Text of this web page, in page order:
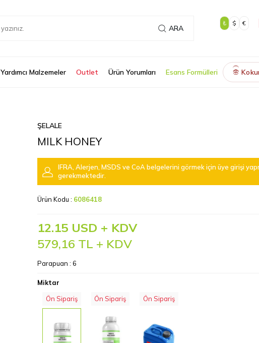
ARA
₺ $ €
Yardımcı Malzemeler Outlet Ürün Yorumları Esans Formülleri 🌸
ŞELALE
MILK HONEY
IFRA, Alerjen, MSDS ve CoA belgelerini görmek için üye girişi
gerekmektedir.
Ürün Kodu : 6086418
12.15 USD + KDV
579,16 TL + KDV
Parapuan : 6
Miktar
Ön Sipariş
Ön Sipariş Ön Sipariş